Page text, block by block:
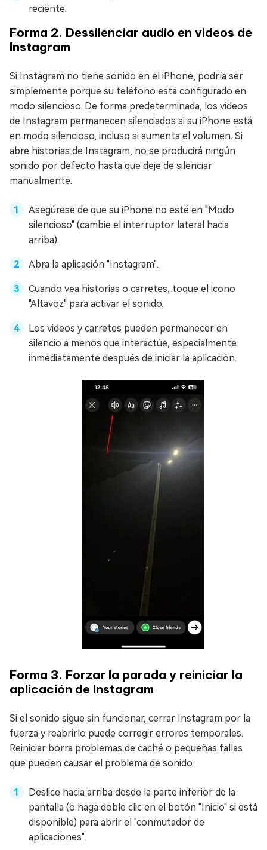
reciente.
Forma 2. Dessilenciar audio en videos de
Instagram
Si Instagram no tiene sonido en el iPhone, podría ser
simplemente porque su teléfono está configurado en
modo silencioso. De forma predeterminada, los videos
de Instagram permanecen silenciados si su iPhone está
en modo silencioso, incluso si aumenta el volumen. Si
abre historias de Instagram, no se producirá ningún
sonido por defecto hasta que deje de silenciar
manualmente.
Asegúrese de que su iPhone no esté en "Modo
silencioso" (cambie el interruptor lateral hacia
arriba).
Abra la aplicación "Instagram".
Cuando vea historias o carretes, toque el icono
"Altavoz" para activar el sonido.
Los videos y carretes pueden permanecer en
silencio a menos que interactúe, especialmente
inmediatamente después de iniciar la aplicación.
Forma 3. Forzar la parada y reiniciar la
aplicación de Instagram
Si el sonido sigue sin funcionar, cerrar Instagram por la
fuerza y reabrirlo puede corregir errores temporales.
Reiniciar borra problemas de caché o pequeñas fallas
que pueden causar el problema de sonido.
Deslice hacia arriba desde la parte inferior de la
pantalla (o haga doble clic en el botón "Inicio" si está
disponible) para abrir el "conmutador de
aplicaciones".